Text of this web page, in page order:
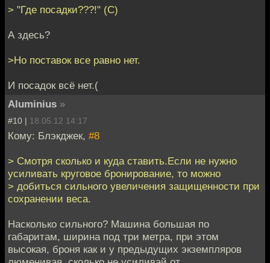
> "Где посадки???!" (С)
А здесь?
>Но поставок все равно нет.
И посадок всё нет.(
Aluminius »
#10 | 18.05.12 14:17
Кому: Блэкджек, #8
> Смотря сколько и куда ставить.Если не нужно
усиливать круговое бронирование, то можно
> добиться сильного увеличения защищенности при
сохранении веса.
Насколько сильного? Машина большая по
габаритам, ширина под три метра, при этом
высокая, броня как и у предыдущих экземпляров